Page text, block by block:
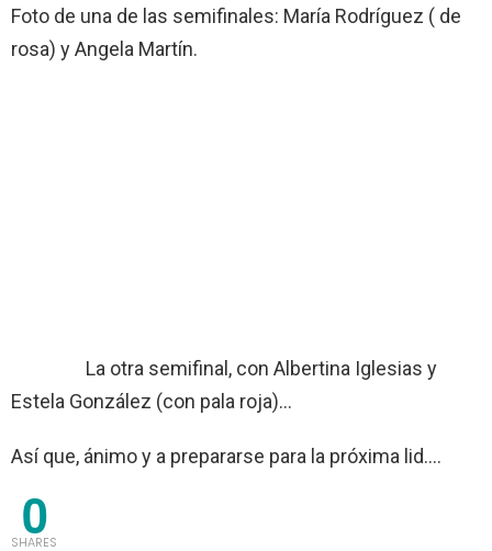
Foto de una de las semifinales: María Rodríguez ( de
rosa) y Angela Martín.
La otra semifinal, con Albertina Iglesias y
Estela González (con pala roja)…
Así que, ánimo y a prepararse para la próxima lid….
0
SHARES